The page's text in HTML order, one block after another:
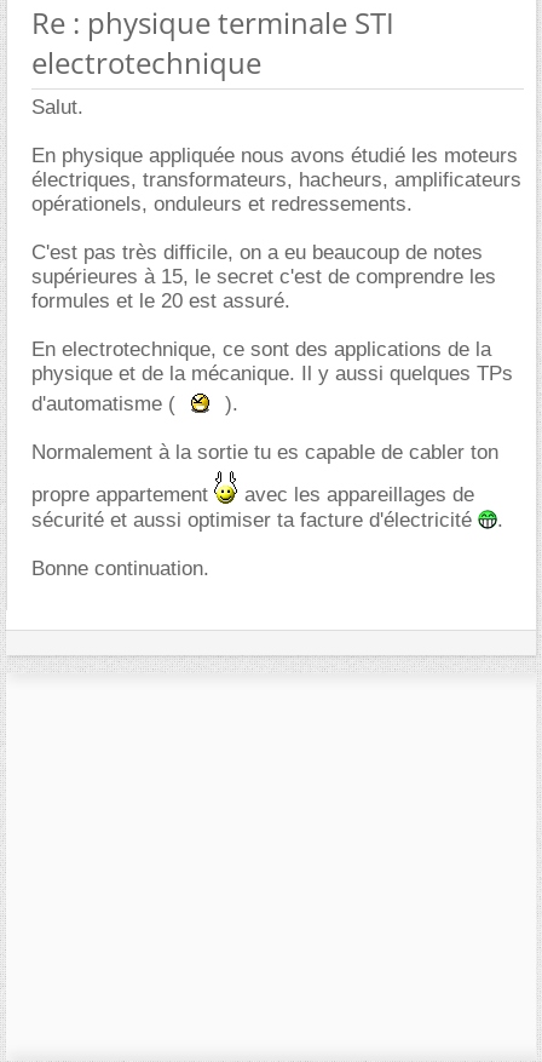
Re : physique terminale STI
electrotechnique
Salut.
En physique appliquée nous avons étudié les moteurs
électriques, transformateurs, hacheurs, amplificateurs
opérationels, onduleurs et redressements.
C'est pas très difficile, on a eu beaucoup de notes
supérieures à 15, le secret c'est de comprendre les
formules et le 20 est assuré.
En electrotechnique, ce sont des applications de la
physique et de la mécanique. Il y aussi quelques TPs
d'automatisme (
).
Normalement à la sortie tu es capable de cabler ton
propre appartement
avec les appareillages de
sécurité et aussi optimiser ta facture d'électricité
.
Bonne continuation.